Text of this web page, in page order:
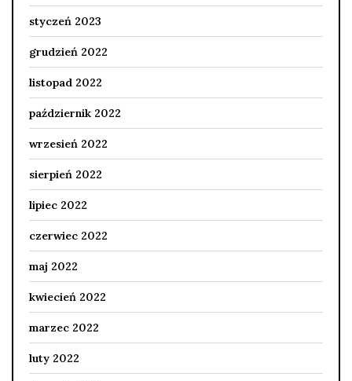
styczeń 2023
grudzień 2022
listopad 2022
październik 2022
wrzesień 2022
sierpień 2022
lipiec 2022
czerwiec 2022
maj 2022
kwiecień 2022
marzec 2022
luty 2022